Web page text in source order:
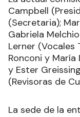
Campbell
(Secretaria);
Gabriela
Lerner (Vocales
Ronconi y María
y Ester
(Revisoras de
La sede de la